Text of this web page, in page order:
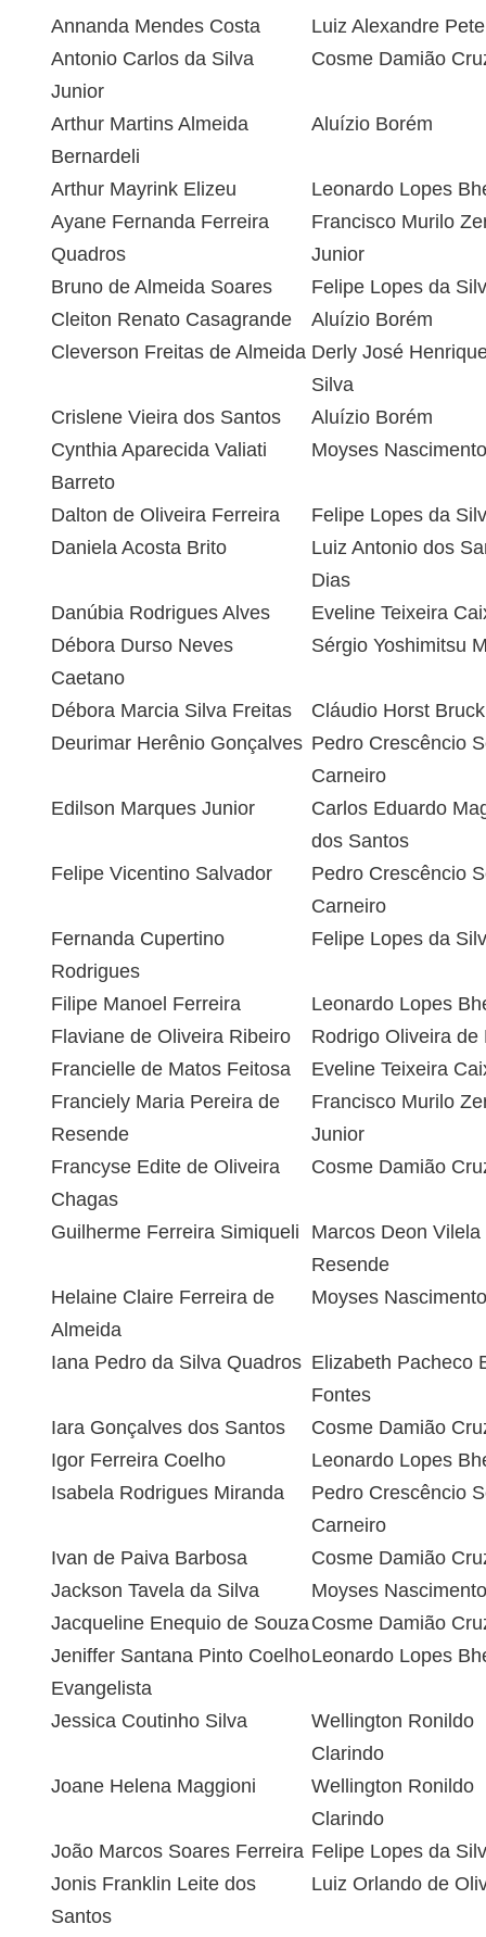
Annanda Mendes Costa
Luiz Alexandre
Antonio Carlos da Silva
Junior
Cosme Damião
Arthur Martins Almeida
Bernardeli
Aluízio Borém
Arthur Mayrink Elizeu
Leonardo Lopes
Ayane Fernanda Ferreira
Quadros
Francisco Murilo
Junior
Bruno de Almeida Soares
Felipe Lopes da
Cleiton Renato Casagrande
Aluízio Borém
Cleverson Freitas de Almeida Derly José
Silva
Crislene Vieira dos Santos
Aluízio Borém
Cynthia Aparecida Valiati
Barreto
Moyses Nascimento
Dalton de Oliveira Ferreira
Felipe Lopes da
Daniela Acosta Brito
Luiz Antonio dos
Dias
Danúbia Rodrigues Alves
Eveline Teixeira
Débora Durso Neves
Caetano
Sérgio Yoshimitsu
Débora Marcia Silva Freitas
Cláudio Horst
Deurimar Herênio Gonçalves Pedro Crescêncio
Carneiro
Edilson Marques Junior
Carlos Eduardo
dos Santos
Felipe Vicentino Salvador
Pedro Crescêncio
Carneiro
Fernanda Cupertino
Rodrigues
Felipe Lopes da
Filipe Manoel Ferreira
Leonardo Lopes
Flaviane de Oliveira Ribeiro
Rodrigo Oliveira de
Francielle de Matos Feitosa
Eveline Teixeira
Franciely Maria Pereira de
Resende
Francisco Murilo
Junior
Francyse Edite de Oliveira
Chagas
Cosme Damião
Guilherme Ferreira Simiqueli
Marcos Deon Vilela
Resende
Helaine Claire Ferreira de
Almeida
Moyses Nascimento
Iana Pedro da Silva Quadros Elizabeth Pacheco
Fontes
Iara Gonçalves dos Santos
Cosme Damião
Igor Ferreira Coelho
Leonardo Lopes
Isabela Rodrigues Miranda
Pedro Crescêncio
Carneiro
Ivan de Paiva Barbosa
Cosme Damião
Jackson Tavela da Silva
Moyses Nascimento
Jacqueline Enequio de SouzaCosme Damião
Jeniffer Santana Pinto Coelho
Evangelista
Leonardo Lopes
Jessica Coutinho Silva
Wellington Ronildo
Clarindo
Joane Helena Maggioni
Wellington Ronildo
Clarindo
João Marcos Soares Ferreira Felipe Lopes da
Jonis Franklin Leite dos
Santos
Luiz Orlando de